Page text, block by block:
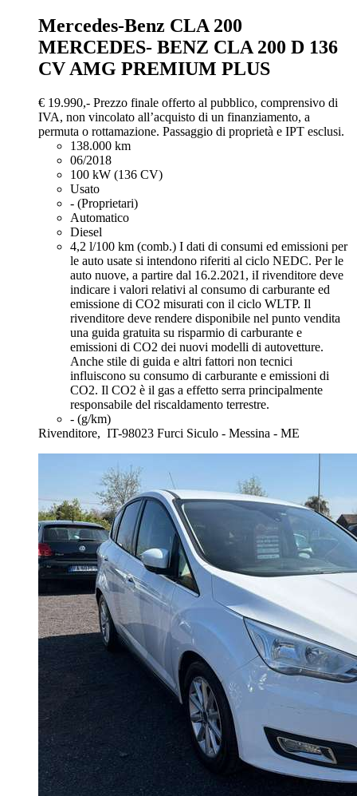
Mercedes-Benz CLA 200
MERCEDES- BENZ CLA 200 D 136
CV AMG PREMIUM PLUS
€ 19.990,- Prezzo finale offerto al pubblico, comprensivo di
IVA, non vincolato all’acquisto di un finanziamento, a
permuta o rottamazione. Passaggio di proprietà e IPT esclusi.
138.000 km
06/2018
100 kW (136 CV)
Usato
- (Proprietari)
Automatico
Diesel
4,2 l/100 km (comb.) I dati di consumi ed emissioni per
le auto usate si intendono riferiti al ciclo NEDC. Per le
auto nuove, a partire dal 16.2.2021, iI rivenditore deve
indicare i valori relativi al consumo di carburante ed
emissione di CO2 misurati con il ciclo WLTP. Il
rivenditore deve rendere disponibile nel punto vendita
una guida gratuita su risparmio di carburante e
emissioni di CO2 dei nuovi modelli di autovetture.
Anche stile di guida e altri fattori non tecnici
influiscono su consumo di carburante e emissioni di
CO2. Il CO2 è il gas a effetto serra principalmente
responsabile del riscaldamento terrestre.
- (g/km)
Rivenditore, IT-98023 Furci Siculo - Messina - ME